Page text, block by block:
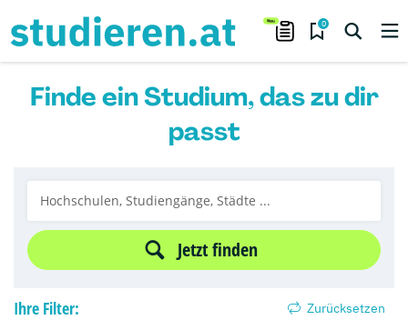
0
Finde ein Studium, das zu dir
passt
Jetzt finden
Ihre Filter: Zurücksetzen